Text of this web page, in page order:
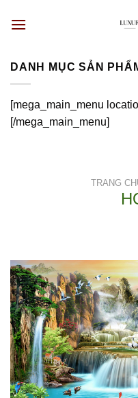
DANH MỤC SẢN
[mega_main_menu
[/mega_main_menu]
TRANG